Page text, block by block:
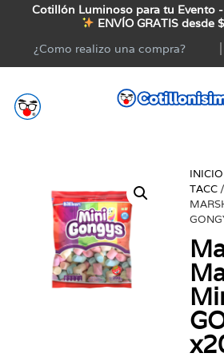
Cotillón Luminoso para tu Evento
ENVÍO GRATIS desde
¿Como realizo una compra?
INICIO
TACC